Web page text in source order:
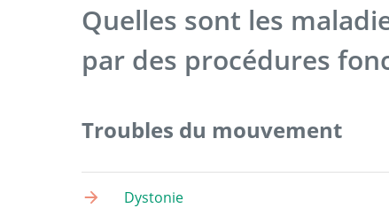
Quelles sont les
par des procédures
Troubles du mouvement
Dystonie